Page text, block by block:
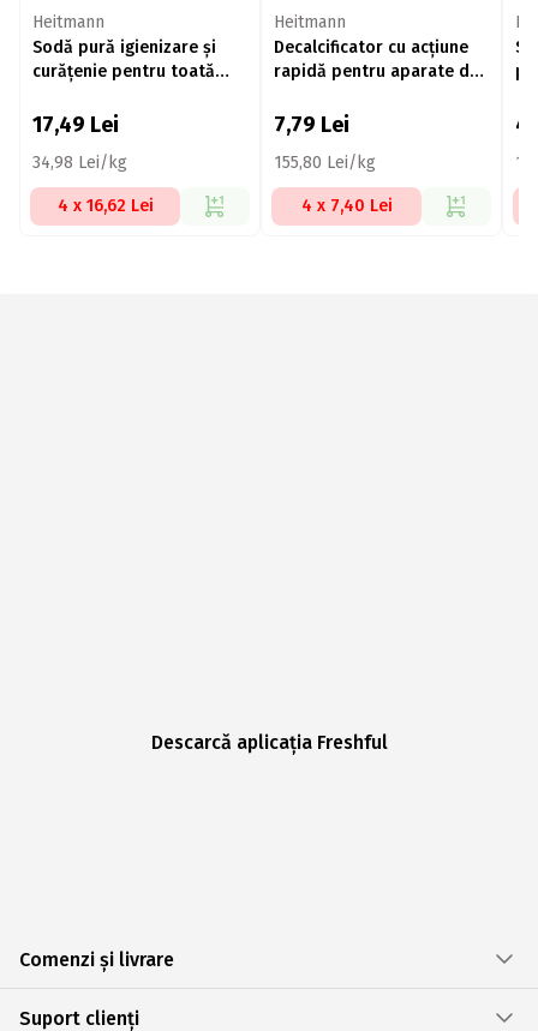
Heitmann
Sodă pură igienizare și
curăţenie pentru toată
17,49 Lei
34,98 Lei/kg
4 x 16,62 Lei
Heitmann
Decalcificator cu acțiune
rapidă pentru aparate de
7,79 Lei
155,80 Lei/kg
4 x 7,40 Lei
Descarcă aplicația Freshful
Comenzi și livrare
Suport clienți